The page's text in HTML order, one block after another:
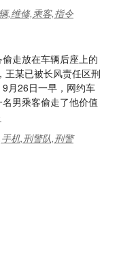
,维修,乘客,指令
走放在车辆后座上的
王某已被长风责任区刑
月26日一早，网约车
男乘客偷走了他价值
机,刑警队,刑警